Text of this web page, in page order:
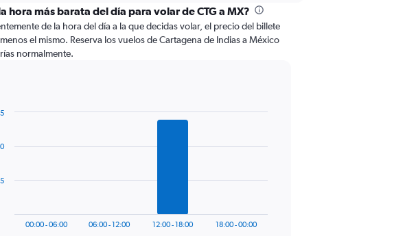
hora más barata del día para volar de CTG a MX?
de la hora del día a la que decidas volar, el precio del billete
el mismo. Reserva los vuelos de Cartagena de Indias a México
normalmente.
00:00 - 06:00 06:00 - 12:00 12:00 - 18:00 18:00 - 00:00
5